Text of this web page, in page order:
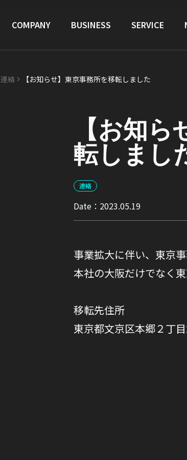
COMPANY BUSINESS SERVICE
連絡 【お知らせ】東京事務所を移転しました
【お知
転しまし
連絡
Date： 2023.05.19
事業拡大に伴い、東京
本社の大阪だけでなく
移転先住所
東京都文京区本郷２丁